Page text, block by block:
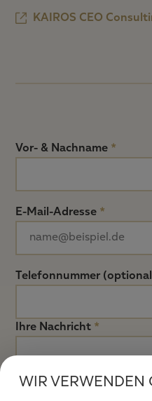
KAIROS CEO
Vor- & Nachname *
E-Mail-Adresse *
Telefonnummer
Ihre Nachricht *
WIR VERWENDEN